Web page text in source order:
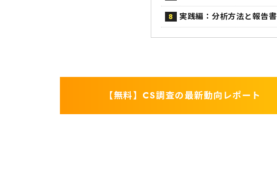
8 実践編：分析方法と報告書
【無料】CS調査の最新動向レポート